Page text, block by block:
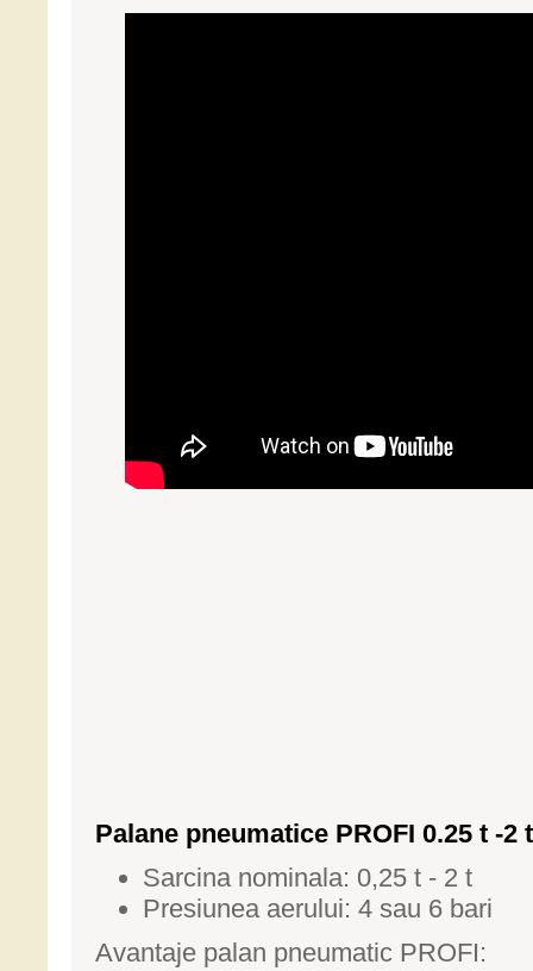
Palane pneumatice PROFI 0.25 t -2 t
Sarcina nominala: 0,25 t - 2 t
Presiunea aerului: 4 sau 6 bari
Avantaje palan pneumatic PROFI: